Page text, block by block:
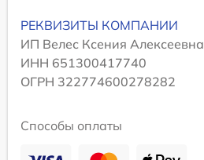
РЕКВИЗИТЫ КОМПАНИИ
ИП Велес Ксения Алексеевна
ИНН 651300417740
ОГРН 322774600278282
Способы оплаты